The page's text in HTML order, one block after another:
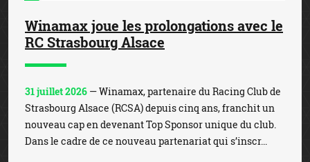
Winamax joue les prolongations avec le
RC Strasbourg Alsace
31 juillet 2026 — Winamax, partenaire du Racing Club de
Strasbourg Alsace (RCSA) depuis cinq ans, franchit un
nouveau cap en devenant Top Sponsor unique du club.
Dans le cadre de ce nouveau partenariat qui s’inscr...